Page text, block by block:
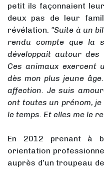
petit ils façonnaient
deux pas de leur
révélation. "Suite à un
rendu compte que la
développait autour des
Ces animaux
dès mon plus jeune
affection. Je suis
ont toutes un prénom,
le temps. Et elles me le
En 2012 prenant à
orientation
auprès d’un troupeau